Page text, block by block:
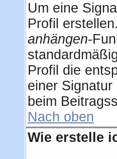
Um eine
Profil
anhängen-
Profil die
einer
beim
Nach oben
Wie erstelle